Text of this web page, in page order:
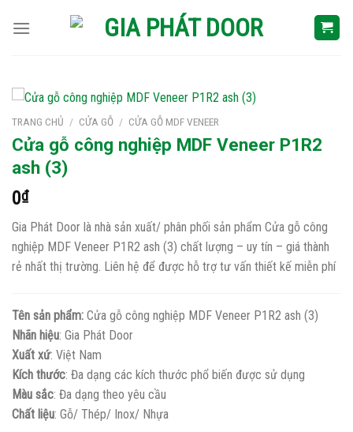
TRANG CHỦ / CỬA GỖ / CỬA GỖ MDF VENEER
Cửa gỗ công nghiệp MDF Veneer P1R2
ash (3)
0₫
Gia Phát Door là nhà sản xuất/ phân phối sản phẩm Cửa gỗ công
nghiệp MDF Veneer P1R2 ash (3) chất lượng – uy tín – giá thành
rẻ nhất thị trường. Liên hệ để được hỗ trợ tư vấn thiết kế miễn phí
Tên sản phẩm: Cửa gỗ công nghiệp MDF Veneer P1R2 ash (3)
Nhãn hiệu: Gia Phát Door
Xuất xứ: Việt Nam
Kích thước: Đa dạng các kích thước phổ biến được sử dụng
Màu sắc: Đa dạng theo yêu cầu
Chất liệu: Gỗ/ Thép/ Inox/ Nhựa